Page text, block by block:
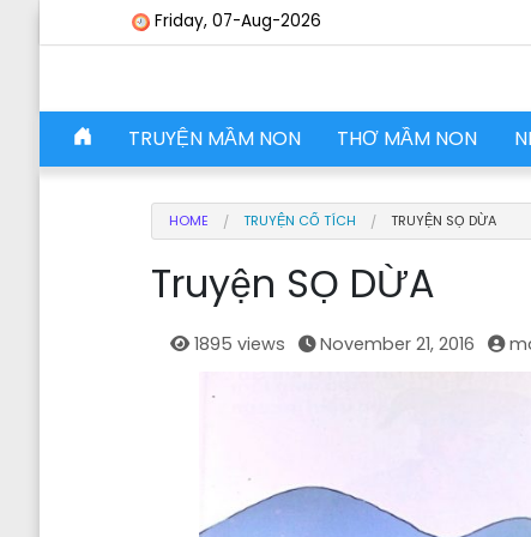
Skip to contentFriday, 07-Aug-2026
Skip to content
Main Navigation
TRUYỆN MẦM NON THƠ MẦM NON
HOME TRUYỆN CỔ TÍCH TRUYỆN SỌ DỪA
Truyện SỌ DỪA
1895 views November 21, 2016